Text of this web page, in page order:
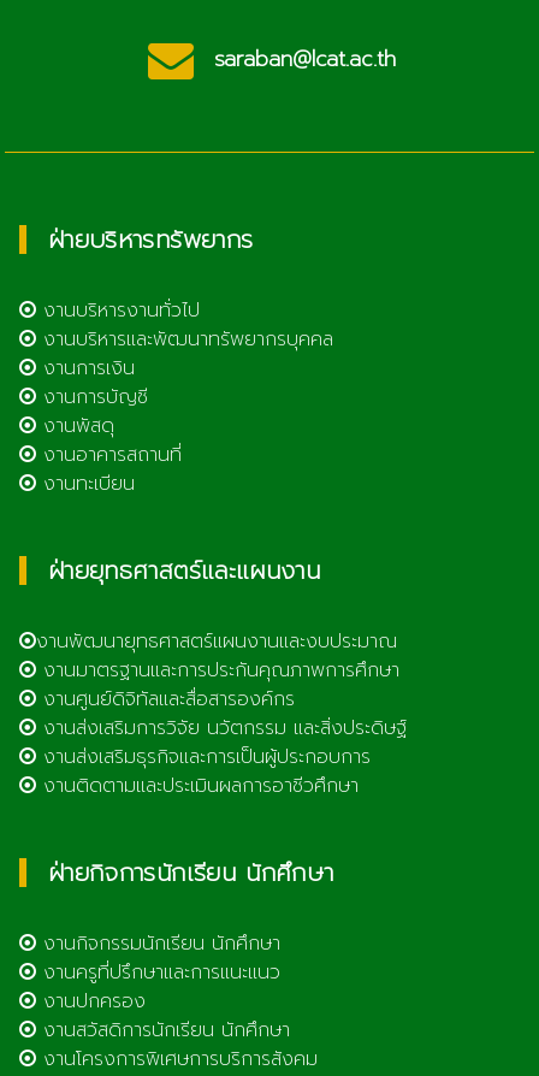
saraban@lcat.ac.th
ฝ่ายบริหารทรัพยากร
งานบริหารงานทั่วไป
งานบริหารและพัฒนาทรัพยากรบุคคล
งานการเงิน
งานการบัญชี
งานพัสดุ
งานอาคารสถานที่
งานทะเบียน
ฝ่ายยุทธศาสตร์และแผนงาน
งานพัฒนายุทธศาสตร์แผนงานและงบประมาณ
งานมาตรฐานและการประกันคุณภาพการศึกษา
งานศูนย์ดิจิทัลและสื่อสารองค์กร
งานส่งเสริมการวิจัย นวัตกรรม และสิ่งประดิษฐ์
งานส่งเสริมธุรกิจและการเป็นผู้ประกอบการ
งานติดตามและประเมินผลการอาชีวศึกษา
ฝ่ายกิจการนักเรียน นักศึกษา
งานกิจกรรมนักเรียน นักศึกษา
งานครูที่ปรึกษาและการแนะแนว
งานปกครอง
งานสวัสดิการนักเรียน นักศึกษา
งานโครงการพิเศษการบริการสังคม